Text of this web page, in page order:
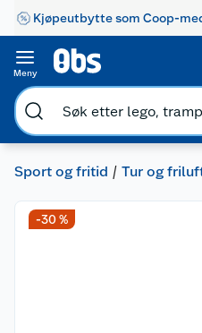
Kjøpeutbytte som Coop-
Meny
Sport og fritid Tur og
-30 %